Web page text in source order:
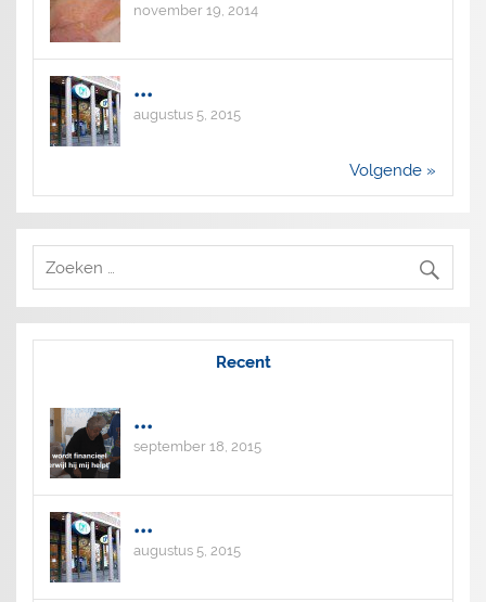
november 19, 2014
...
augustus 5, 2015
Volgende »
Recent
...
september 18, 2015
...
augustus 5, 2015